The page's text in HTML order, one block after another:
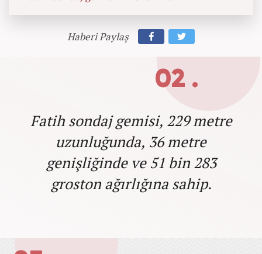
Haberi Paylaş
02 .
Fatih sondaj gemisi, 229 metre
uzunluğunda, 36 metre
genişliğinde ve 51 bin 283
groston ağırlığına sahip.